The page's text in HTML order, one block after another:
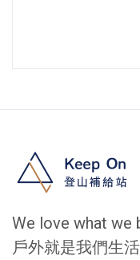
We love what we
戶外就是我們生活